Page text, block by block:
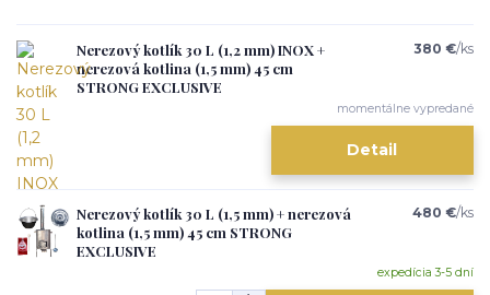
Nerezový kotlík 30 L (1,2 mm) INOX +
nerezová kotlina (1,5 mm) 45 cm
STRONG EXCLUSIVE
380 €/ks
momentálne vypredané
Detail
Nerezový kotlík 30 L (1,5 mm) + nerezová
kotlina (1,5 mm) 45 cm STRONG
EXCLUSIVE
480 €/ks
expedícia 3-5 dní